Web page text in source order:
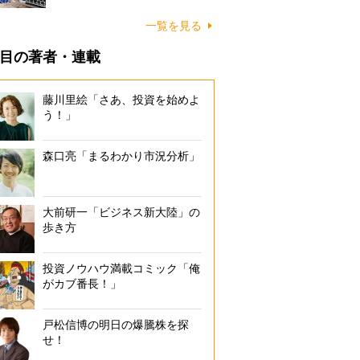
一覧を見る
の著者・連載
藤川里絵「さあ、投資を始めよ
う！」
森口亮「まるわかり市況分析」
大前研一「ビジネス新大陸」の
歩き方
投資ノウハウ満載コミック「俺
がカブ番長！」
戸松信博の明日の爆騰株を探
せ！